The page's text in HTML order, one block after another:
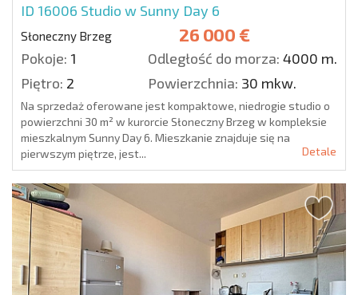
ID 16006 Studio w Sunny Day 6
Słoneczny Brzeg 26 000 €
Pokoje: 1 Odległość do morza: 4000 m.
Piętro: 2 Powierzchnia: 30 mkw.
Na sprzedaż oferowane jest kompaktowe, niedrogie studio o
powierzchni 30 m² w kurorcie Słoneczny Brzeg w kompleksie
mieszkalnym Sunny Day 6. Mieszkanie znajduje się na
pierwszym piętrze, jest...
Detale